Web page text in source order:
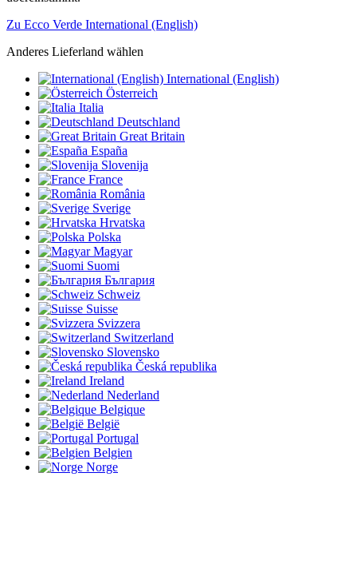
Zu Ecco Verde International (English)
Anderes Lieferland wählen
International (English)
Österreich
Italia
Deutschland
Great Britain
España
Slovenija
France
România
Sverige
Hrvatska
Polska
Magyar
Suomi
България
Schweiz
Suisse
Svizzera
Switzerland
Slovensko
Česká republika
Ireland
Nederland
Belgique
België
Portugal
Belgien
Norge